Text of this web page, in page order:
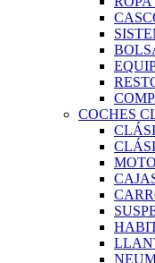
COCHES